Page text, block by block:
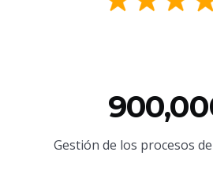
Gestión de los procesos